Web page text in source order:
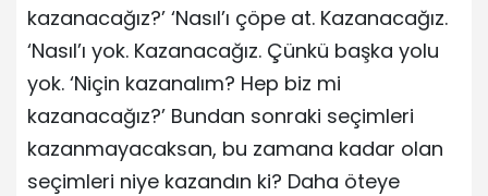
kazanacağız?’ ‘Nasıl’ı çöpe at. Kazanacağız.
‘Nasıl’ı yok. Kazanacağız. Çünkü başka yolu
yok. ‘Niçin kazanalım? Hep biz mi
kazanacağız?’ Bundan sonraki seçimleri
kazanmayacaksan, bu zamana kadar olan
seçimleri niye kazandın ki? Daha öteye